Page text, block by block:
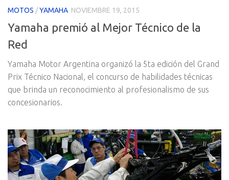
MOTOS /YAMAHA NOVIEMBRE 19, 2015
Yamaha premió al Mejor Técnico de la
Red
Yamaha Motor Argentina organizó la 5ta edición del Grand
Prix Técnico Nacional, el concurso de habilidades técnicas
que brinda un reconocimiento al profesionalismo de sus
concesionarios.